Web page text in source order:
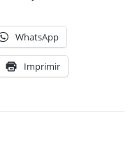
WhatsApp
Imprimir